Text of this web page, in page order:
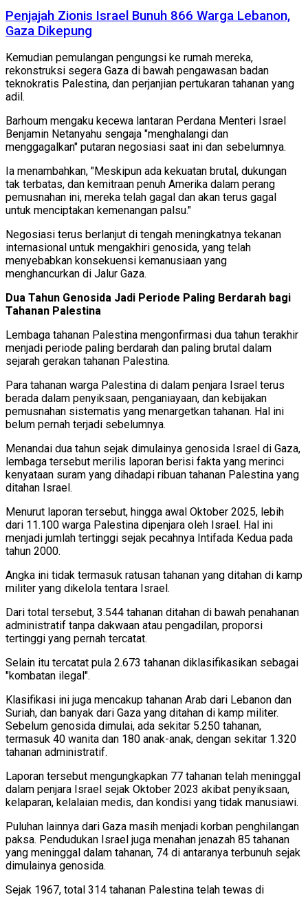
Penjajah Zionis Israel Bunuh 866 Warga Lebanon,
Gaza Dikepung
Kemudian pemulangan pengungsi ke rumah mereka,
rekonstruksi segera Gaza di bawah pengawasan badan
teknokratis Palestina, dan perjanjian pertukaran tahanan yang
adil.
Barhoum mengaku kecewa lantaran Perdana Menteri Israel
Benjamin Netanyahu sengaja "menghalangi dan
menggagalkan" putaran negosiasi saat ini dan sebelumnya.
Ia menambahkan, "Meskipun ada kekuatan brutal, dukungan
tak terbatas, dan kemitraan penuh Amerika dalam perang
pemusnahan ini, mereka telah gagal dan akan terus gagal
untuk menciptakan kemenangan palsu."
Negosiasi terus berlanjut di tengah meningkatnya tekanan
internasional untuk mengakhiri genosida, yang telah
menyebabkan konsekuensi kemanusiaan yang
menghancurkan di Jalur Gaza.
Dua Tahun Genosida Jadi Periode Paling Berdarah bagi
Tahanan Palestina
Lembaga tahanan Palestina mengonfirmasi dua tahun terakhir
menjadi periode paling berdarah dan paling brutal dalam
sejarah gerakan tahanan Palestina.
Para tahanan warga Palestina di dalam penjara Israel terus
berada dalam penyiksaan, penganiayaan, dan kebijakan
pemusnahan sistematis yang menargetkan tahanan. Hal ini
belum pernah terjadi sebelumnya.
Menandai dua tahun sejak dimulainya genosida Israel di Gaza,
lembaga tersebut merilis laporan berisi fakta yang merinci
kenyataan suram yang dihadapi ribuan tahanan Palestina yang
ditahan Israel.
Menurut laporan tersebut, hingga awal Oktober 2025, lebih
dari 11.100 warga Palestina dipenjara oleh Israel. Hal ini
menjadi jumlah tertinggi sejak pecahnya Intifada Kedua pada
tahun 2000.
Angka ini tidak termasuk ratusan tahanan yang ditahan di kamp
militer yang dikelola tentara Israel.
Dari total tersebut, 3.544 tahanan ditahan di bawah penahanan
administratif tanpa dakwaan atau pengadilan, proporsi
tertinggi yang pernah tercatat.
Selain itu tercatat pula 2.673 tahanan diklasifikasikan sebagai
"kombatan ilegal".
Klasifikasi ini juga mencakup tahanan Arab dari Lebanon dan
Suriah, dan banyak dari Gaza yang ditahan di kamp militer.
Sebelum genosida dimulai, ada sekitar 5.250 tahanan,
termasuk 40 wanita dan 180 anak-anak, dengan sekitar 1.320
tahanan administratif.
Laporan tersebut mengungkapkan 77 tahanan telah meninggal
dalam penjara Israel sejak Oktober 2023 akibat penyiksaan,
kelaparan, kelalaian medis, dan kondisi yang tidak manusiawi.
Puluhan lainnya dari Gaza masih menjadi korban penghilangan
paksa. Pendudukan Israel juga menahan jenazah 85 tahanan
yang meninggal dalam tahanan, 74 di antaranya terbunuh sejak
dimulainya genosida.
Sejak 1967, total 314 tahanan Palestina telah tewas di